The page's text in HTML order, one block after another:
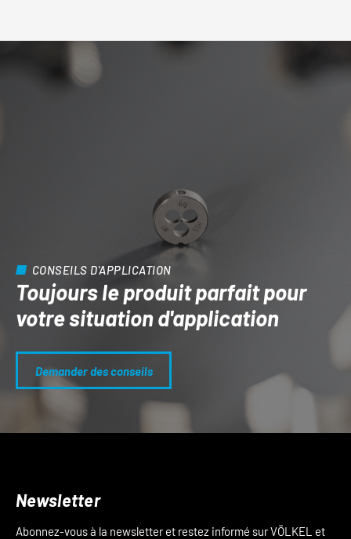
CONSEILS D'APPLICATION
Toujours le produit parfait pour
votre situation d'application
Demander des conseils
Newsletter
Abonnez-vous à la newsletter et restez informé sur VÖLKEL et